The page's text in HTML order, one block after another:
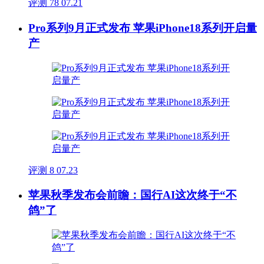
评测 78 07.21
Pro系列9月正式发布 苹果iPhone18系列开启量
产
评测 8 07.23
苹果秋季发布会前瞻：国行AI这次终于“不
鸽”了